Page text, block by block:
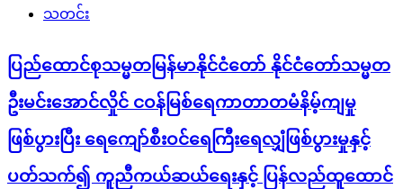
သတင်း
ပြည်ထောင်စုသမ္မတမြန်မာနိုင်ငံတော် နိုင်ငံတော်သမ္မတ
ဦးမင်းအောင်လှိုင် ငဝန်မြစ်ရေကာတာတမံနိမ့်ကျမှု
ဖြစ်ပွားပြီး ရေကျော်စီးဝင်ရေကြီးရေလျှံဖြစ်ပွားမှုနှင့်
ပတ်သက်၍ ကူညီကယ်ဆယ်ရေးနှင့် ပြန်လည်ထူထောင်